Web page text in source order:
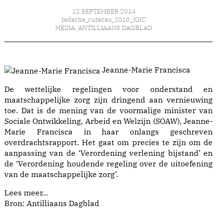
12 SEPTEMBER 2014
redactie_curacao_2010_KKC
MEDIA, ANTILLIAANS DAGBLAD
Jeanne-Marie Francisca
De wettelijke regelingen voor onderstand en
maatschappelijke zorg zijn dringend aan vernieuwing
toe. Dat is de mening van de voormalige minister van
Sociale Ontwikkeling, Arbeid en Welzijn (SOAW), Jeanne-
Marie Francisca in haar onlangs geschreven
overdrachtsrapport. Het gaat om precies te zijn om de
aanpassing van de ‘Verordening verlening bijstand’ en
de ‘Verordening houdende regeling over de uitoefening
van de maatschappelijke zorg’.
Lees meer...
Bron: Antilliaans Dagblad